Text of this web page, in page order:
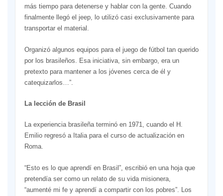
más tiempo para detenerse y hablar con la gente. Cuando
finalmente llegó el jeep, lo utilizó casi exclusivamente para
transportar el material.
Organizó algunos equipos para el juego de fútbol tan querido
por los brasileños. Esa iniciativa, sin embargo, era un
pretexto para mantener a los jóvenes cerca de él y
catequizarlos…”.
La lección de Brasil
La experiencia brasileña terminó en 1971, cuando el H.
Emilio regresó a Italia para el curso de actualización en
Roma.
“Esto es lo que aprendí en Brasil”, escribió en una hoja que
pretendía ser como un relato de su vida misionera,
“aumenté mi fe y aprendí a compartir con los pobres”. Los